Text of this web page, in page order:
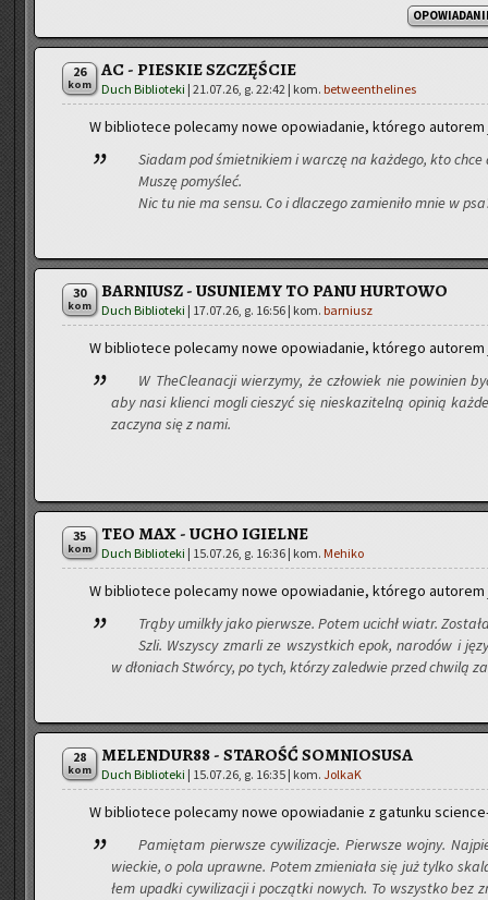
26
kom
AC - PIESKIE SZCZĘŚCIE
Duch Biblioteki | 21.07.26, g. 22:42 | kom. betweenthelines
W bi­blio­te­ce po­le­ca­my nowe opo­wia­da­nie, któ­re­go
Sia­dam pod śmiet­ni­kiem i war­czę na każ­de­go, kto chce
Muszę po­my­śleć.
Nic tu nie ma sensu. Co i dla­cze­go za­mie­ni­ło mnie w
30
kom
BARNIUSZ - USUNIEMY TO PANU HURTOWO
Duch Biblioteki | 17.07.26, g. 16:56 | kom. barniusz
W bi­blio­te­ce po­le­ca­my nowe opo­wia­da­nie, któ­re­go
W TheC­le­ana­cji wie­rzy­my, że czło­wiek nie po­wi­nien
aby nasi klien­ci mogli cie­szyć się nie­ska­zi­tel­ną opi­nią
za­czy­na się z nami.
35
kom
TEO MAX - UCHO IGIELNE
Duch Biblioteki | 15.07.26, g. 16:36 | kom. Mehiko
W bi­blio­te­ce po­le­ca­my nowe opo­wia­da­nie, któ­re­go
Trąby umil­kły jako pierw­sze. Potem ucichł wiatr.
Szli. Wszy­scy zmar­li ze wszyst­kich epok, na­ro­dów i
w dło­niach Stwór­cy, po tych, któ­rzy za­le­d­wie przed chwi­lą
28
kom
MELENDUR88 - STAROŚĆ SOMNIOSUSA
Duch Biblioteki | 15.07.26, g. 16:35 | kom. JolkaK
W bi­blio­te­ce po­le­ca­my nowe opo­wia­da­nie z ga­tun­ku
Pa­mię­tam pierw­sze cy­wi­li­za­cje. Pierw­sze wojny.
wiec­kie, o pola upraw­ne. Potem zmie­nia­ła się już tylko
łem upad­ki cy­wi­li­za­cji i po­cząt­ki no­wych. To wszyst­ko